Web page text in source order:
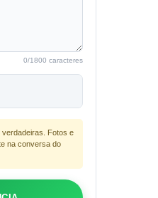
0/1800 caracteres
Fotos e
na conversa do